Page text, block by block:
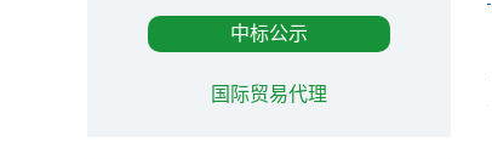
中标公示
国际贸易代理